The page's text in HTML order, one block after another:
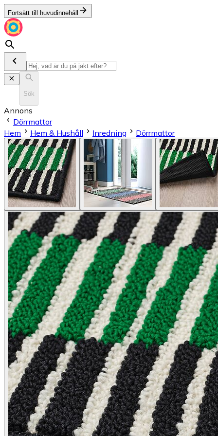
Fortsätt till huvudinnehåll
Sök
Annons
Dörrmattor
Hem
Hem & Hushåll Inredning Dörrmattor